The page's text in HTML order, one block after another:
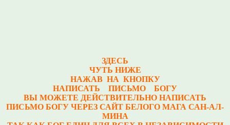
ЗДЕСЬ
ЧУТЬ НИЖЕ
НАЖАВ НА КНОПКУ
НАПИСАТЬ ПИСЬМО БОГУ
ВЫ МОЖЕТЕ ДЕЙСТВИТЕЛЬНО НАПИСАТЬ
ПИСЬМО БОГУ ЧЕРЕЗ САЙТ БЕЛОГО МАГА САН-АЛ-
МИНА